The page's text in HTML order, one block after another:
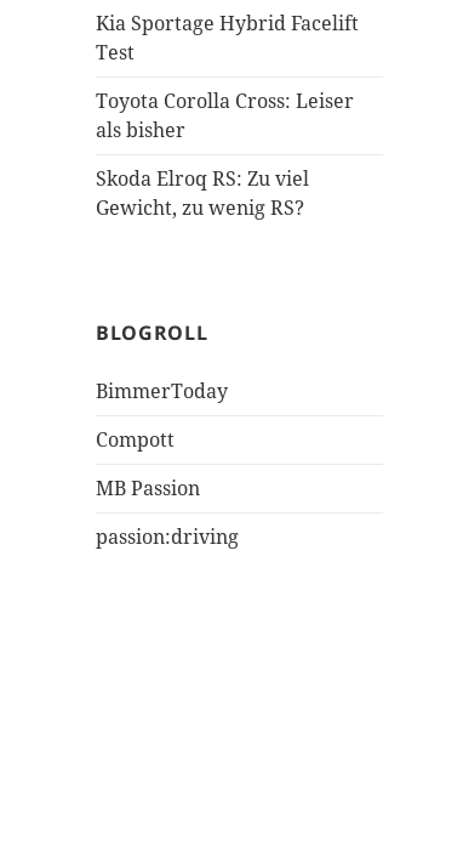
Kia Sportage Hybrid Facelift
Test
Toyota Corolla Cross: Leiser
als bisher
Skoda Elroq RS: Zu viel
Gewicht, zu wenig RS?
BLOGROLL
BimmerToday
Compott
MB Passion
passion:driving